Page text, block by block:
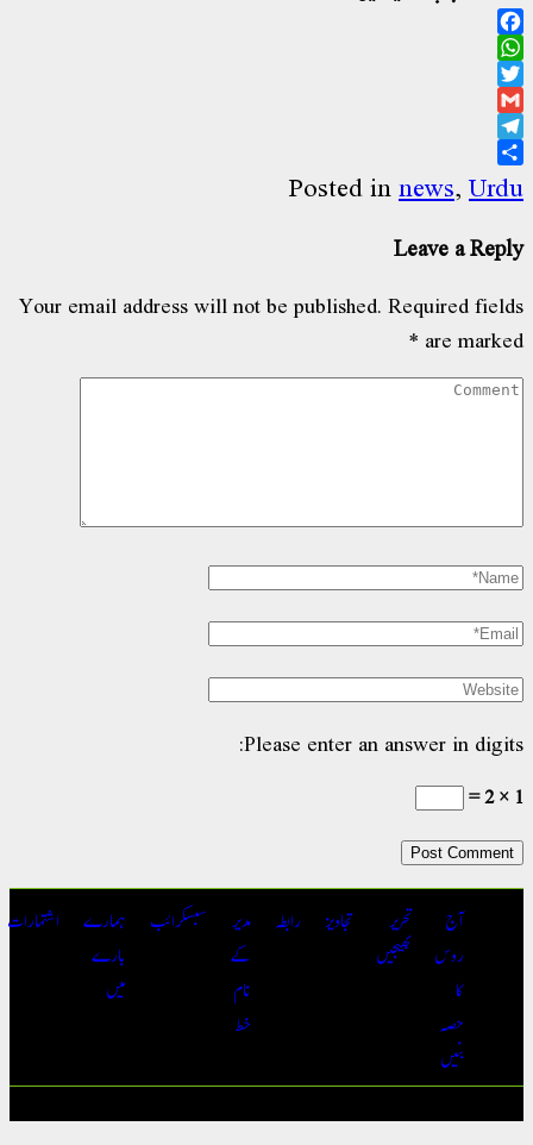
Facebook
WhatsApp
Twitter
Gmail
Telegram
Share
Posted innews,Urdu
Leave a Reply
Your email address will not be published. Required fields
are marked
*
Please enter an answer in digits:
1 × 2 =
آج
روس
کا
حصہ
بنیں
تحریر
بھیجیں
تجاویز رابطہ
مدیر
کے
نام
خط
سبسکرائب
ہمارے
بارے
میں
اشتہارات